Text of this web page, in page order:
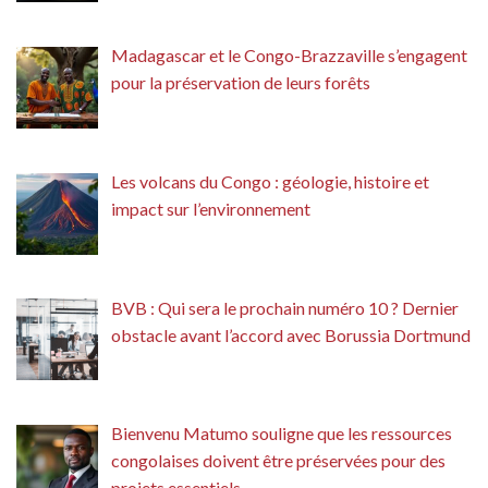
Madagascar et le Congo-Brazzaville s’engagent
pour la préservation de leurs forêts
Les volcans du Congo : géologie, histoire et
impact sur l’environnement
BVB : Qui sera le prochain numéro 10 ? Dernier
obstacle avant l’accord avec Borussia Dortmund
Bienvenu Matumo souligne que les ressources
congolaises doivent être préservées pour des